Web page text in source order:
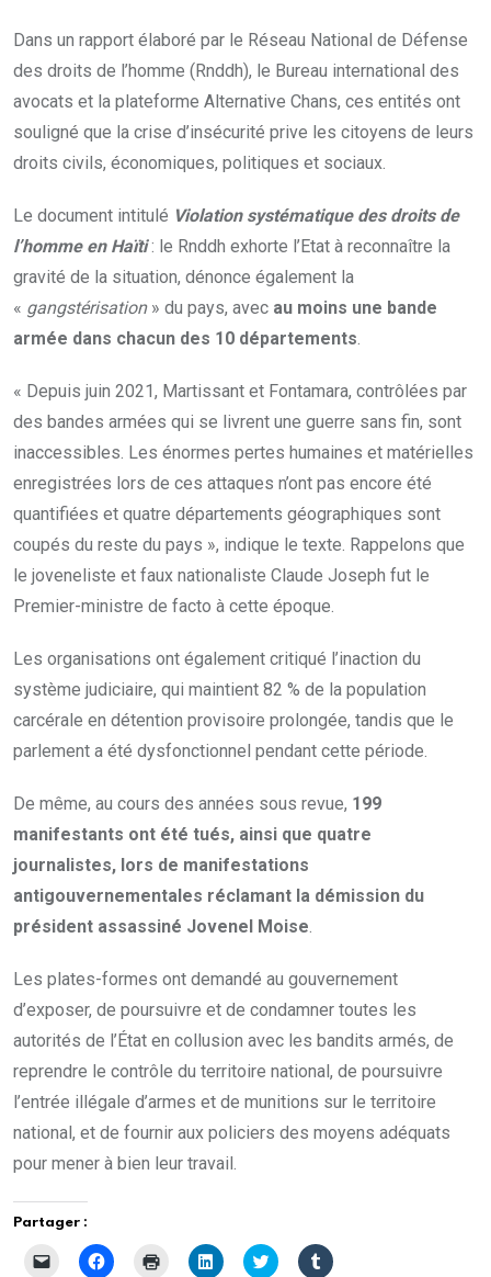
Dans un rapport élaboré par le Réseau National de Défense
des droits de l’homme (Rnddh), le Bureau international des
avocats et la plateforme Alternative Chans, ces entités ont
souligné que la crise d’insécurité prive les citoyens de leurs
droits civils, économiques, politiques et sociaux.
Le document intitulé Violation systématique des droits de
l’homme en Haïti: le Rnddh exhorte l’Etat à reconnaître la
gravité de la situation, dénonce également la
« gangstérisation» du pays, avec au moins une bande
armée dans chacun des 10 départements.
« Depuis juin 2021, Martissant et Fontamara, contrôlées par
des bandes armées qui se livrent une guerre sans fin, sont
inaccessibles. Les énormes pertes humaines et matérielles
enregistrées lors de ces attaques n’ont pas encore été
quantifiées et quatre départements géographiques sont
coupés du reste du pays », indique le texte. Rappelons que
le joveneliste et faux nationaliste Claude Joseph fut le
Premier-ministre de facto à cette époque.
Les organisations ont également critiqué l’inaction du
système judiciaire, qui maintient 82 % de la population
carcérale en détention provisoire prolongée, tandis que le
parlement a été dysfonctionnel pendant cette période.
De même, au cours des années sous revue, 199
manifestants ont été tués, ainsi que quatre
journalistes, lors de manifestations
antigouvernementales réclamant la démission du
président assassiné Jovenel Moise.
Les plates-formes ont demandé au gouvernement
d’exposer, de poursuivre et de condamner toutes les
autorités de l’État en collusion avec les bandits armés, de
reprendre le contrôle du territoire national, de poursuivre
l’entrée illégale d’armes et de munitions sur le territoire
national, et de fournir aux policiers des moyens adéquats
pour mener à bien leur travail.
Partager :
C
l
C
l
C
l
C
l